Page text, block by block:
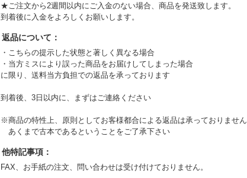
★ご注文から2週間以内にご入金のない場合、商品を発送致します。
到着後に入金をよろしくお願いします。
返品について：
・こちらの提示した状態と著しく異なる場合
・当方ミスにより誤った商品をお届けしてしまった場合
に限り、送料当方負担での返品を承っております
到着後、3日以内に、まずはご連絡ください
※商品の特性上、原則としてお客様都合による返品は承っておりません
あくまで古本であるということをご了承下さい
他特記事項：
FAX、お手紙の注文、問い合わせは受け付けておりません。